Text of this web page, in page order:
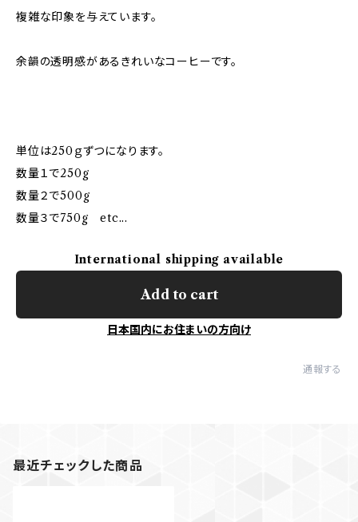
複雑な印象を与えています。
余韻の透明感があるきれいなコーヒーです。
単位は250ｇずつになります。
数量１で250g
数量２で500g
数量３で750g etc...
International shipping available
Add to cart
日本国内にお住まいの方向け
通報する
最近チェックした商品